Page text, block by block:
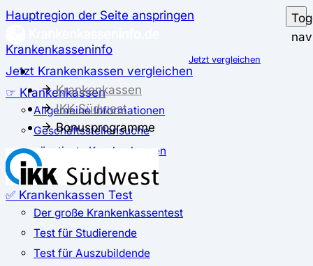
Hauptregion der Seite anspringen
Krankenkasseninfo
Jetzt Krankenkassen vergleichen
☞ Krankenkassen
Allgemeine Informationen
Geschäftsstellensuche
günstigste Krankenkassen
Zusatzbeitrag
✅ Krankenkassen Test
Der große Krankenkassentest
Test für Studierende
Test für Auszubildende
Jetzt vergleichen
Krankenkassen
IKK Südwest
Bonusprogramme